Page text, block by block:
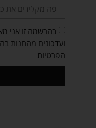
בהרשמה זו אני
ועדכונים מהחנות
הפרטיות